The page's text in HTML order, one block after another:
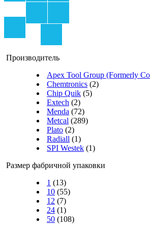
Производитель
Apex Tool Group (Formerly
Chemtronics (2)
Chip Quik (5)
Extech (2)
Menda (72)
Metcal (289)
Plato (2)
Radiall (1)
SPI Westek (1)
Размер фабричной упаковки
1 (13)
10 (55)
12 (7)
24 (1)
50 (108)